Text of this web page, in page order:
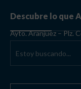
Descubre lo que
Ayto. Aranjuez – Plz.